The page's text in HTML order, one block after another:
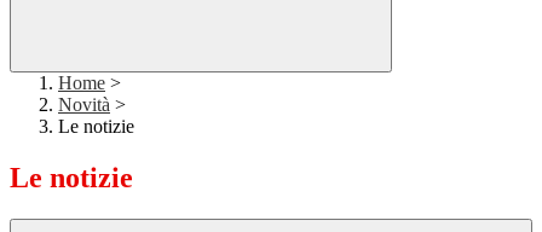
Home >
Novità >
Le notizie
Le notizie